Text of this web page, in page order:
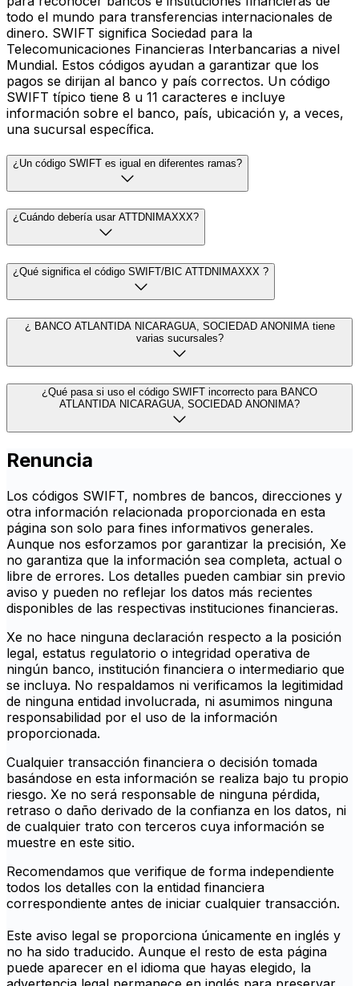
todo el mundo para transferencias internacionales de
dinero. SWIFT significa Sociedad para la
Telecomunicaciones Financieras Interbancarias a nivel
Mundial. Estos códigos ayudan a garantizar que los
pagos se dirijan al banco y país correctos. Un código
SWIFT típico tiene 8 u 11 caracteres e incluye
información sobre el banco, país, ubicación y, a veces,
una sucursal específica.
¿Un código SWIFT es igual en diferentes ramas?
¿Cuándo debería usar ATTDNIMAXXX?
¿Qué significa el código SWIFT/BIC ATTDNIMAXXX ?
¿ BANCO ATLANTIDA NICARAGUA, SOCIEDAD ANONIMA tiene
varias sucursales?
¿Qué pasa si uso el código SWIFT incorrecto para BANCO
ATLANTIDA NICARAGUA, SOCIEDAD ANONIMA?
Renuncia
Los códigos SWIFT, nombres de bancos, direcciones y
otra información relacionada proporcionada en esta
página son solo para fines informativos generales.
Aunque nos esforzamos por garantizar la precisión, Xe
no garantiza que la información sea completa, actual o
libre de errores. Los detalles pueden cambiar sin previo
aviso y pueden no reflejar los datos más recientes
disponibles de las respectivas instituciones financieras.
Xe no hace ninguna declaración respecto a la posición
legal, estatus regulatorio o integridad operativa de
ningún banco, institución financiera o intermediario que
se incluya. No respaldamos ni verificamos la legitimidad
de ninguna entidad involucrada, ni asumimos ninguna
responsabilidad por el uso de la información
proporcionada.
Cualquier transacción financiera o decisión tomada
basándose en esta información se realiza bajo tu propio
riesgo. Xe no será responsable de ninguna pérdida,
retraso o daño derivado de la confianza en los datos, ni
de cualquier trato con terceros cuya información se
muestre en este sitio.
Recomendamos que verifique de forma independiente
todos los detalles con la entidad financiera
correspondiente antes de iniciar cualquier transacción.
Este aviso legal se proporciona únicamente en inglés y
no ha sido traducido. Aunque el resto de esta página
puede aparecer en el idioma que hayas elegido, la